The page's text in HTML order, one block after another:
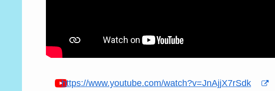
https://www.youtube.com/watch?v=JnAjjX7rSdk